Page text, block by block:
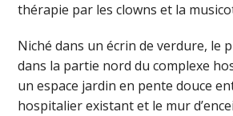
thérapie par les clowns et la
Niché dans un écrin de verdure, le
dans la partie nord du complexe
un espace jardin en pente douce
hospitalier existant et le mur